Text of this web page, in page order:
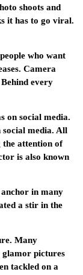
shoots and
it has to go viral.
who want
Camera
every
on social media.
social media. All
the attention of
is also known
in many
a stir in the
Many
glamor pictures
tackled on a